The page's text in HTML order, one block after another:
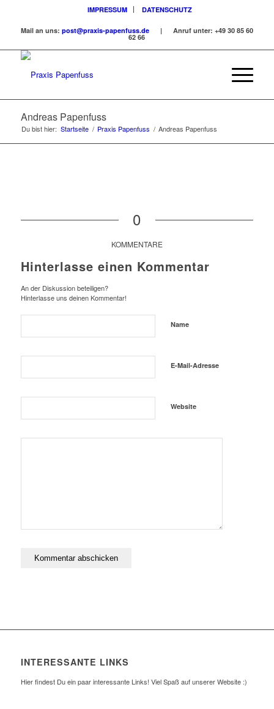
IMPRESSUM DATENSCHUTZ
Mail an uns: post@praxis-papenfuss.de| Anruf unter: +49 30 85 60
62 66
Andreas Papenfuss
Du bist hier: Startseite / Praxis Papenfuss / Andreas Papenfuss
0
KOMMENTARE
Hinterlasse einen Kommentar
An der Diskussion beteiligen?
Hinterlasse uns deinen Kommentar!
Name
E-Mail-Adresse
Website
INTERESSANTE LINKS
Hier findest Du ein paar interessante Links! Viel Spaß auf unserer Website :)